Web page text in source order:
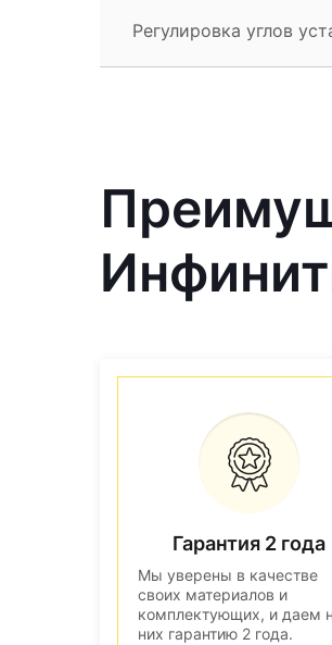
Регулировка углов
Гарантия 2 года
Мы уверены в качестве
своих материалов и
комплектующих, и даем
них гарантию 2 года.